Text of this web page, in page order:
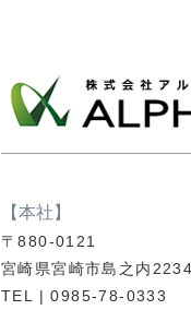
【本社】
〒880-0121
宮崎県宮崎市島之内
TEL | 0985-78-0333